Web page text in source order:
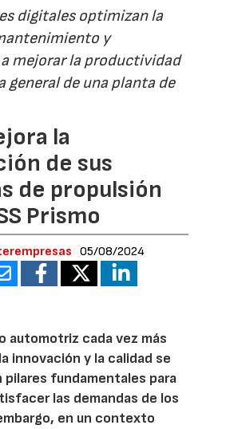
digitales optimizan la
y
mejorar la productividad
general de una planta de
la
de sus
de propulsión
Prismo
05/08/2024
automotriz cada vez más
innovación y la calidad se
fundamentales para
las demandas de los
en un contexto